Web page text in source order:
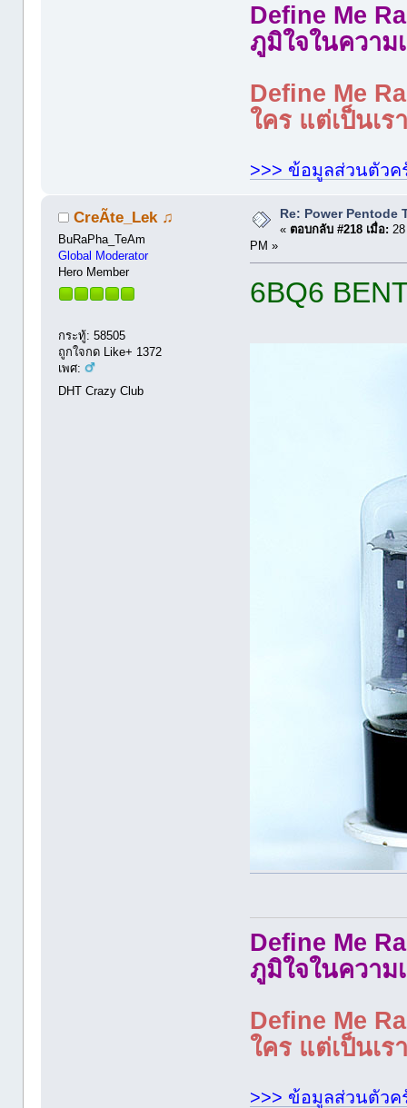
Define Me
ภูมิใจในความ
Define Me
ใคร แต่เป็นเ
>>> ข้อมูลส่วนตัวค
CreÃte_Lek ♫
BuRaPha_TeAm
Global Moderator
Hero Member
กระทู้: 58505
ถูกใจกด Like+ 1372
เพศ:
DHT Crazy Club
Re: Power Pentode
« ตอบกลับ #218 เมื่อ:
PM »
6BQ6
Define Me
ภูมิใจในความ
Define Me
ใคร แต่เป็นเ
>>> ข้อมูลส่วนตัวค